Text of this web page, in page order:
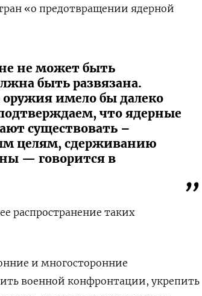
«о предотвращении ядерной
не может быть
быть развязана.
имело бы далеко
что ядерные
существовать –
целям, сдерживанию
— говорится в
распространение таких
и многосторонние
военной конфронтации, укрепить